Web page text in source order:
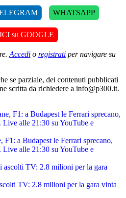
WHATSAPP
su GOOGLE
Accedi o registrati per navigare su
se parziale, dei contenuti pubblicati
scritta da richiedere a info@p300.it.
F1: a Budapest le Ferrari sprecano,
alle 21:30 su YouTube e
TV: 2.8 milioni per la gara vinta